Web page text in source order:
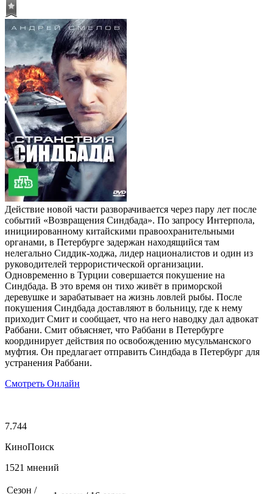
Действие новой части разворачивается через пару лет после
событий «Возвращения Синдбада». По запросу Интерпола,
инициированному китайскими правоохранительными
органами, в Петербурге задержан находящийся там
нелегально Сиддик-ходжа, лидер националистов и один из
руководителей террористической организации.
Одновременно в Турции совершается покушение на
Синдбада. В это время он тихо живёт в приморской
деревушке и зарабатывает на жизнь ловлей рыбы. После
покушения Синдбада доставляют в больницу, где к нему
приходит Смит и сообщает, что на него наводку дал адвокат
Раббани. Смит объясняет, что Раббани в Петербурге
координирует действия по освобождению мусульманского
муфтия. Он предлагает отправить Синдбада в Петербург для
устранения Раббани.
Смотреть Онлайн
7.744
КиноПоиск
1521 мнений
Сезон /